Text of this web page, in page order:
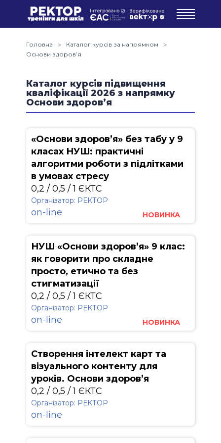
Головна
Каталог курсів за напрямком
Основи здоров’я
Каталог курсів підвищення
кваліфікації 2026 з напрямку
Основи здоров’я
«Основи здоров’я» без табу у 9
класах НУШ: практичні
алгоритми роботи з підлітками
в умовах стресу
0,2 / 0,5 / 1 ЄКТС
Організатор: РЕКТОР
on-line НОВИНКА
НУШ «Основи здоров’я» 9 клас:
як говорити про складне
просто, етично та без
стигматизації
0,2 / 0,5 / 1 ЄКТС
Організатор: РЕКТОР
on-line НОВИНКА
Створення інтелект карт та
візуального контенту для
уроків. Основи здоров’я
0,2 / 0,5 / 1 ЄКТС
Організатор: РЕКТОР
on-line